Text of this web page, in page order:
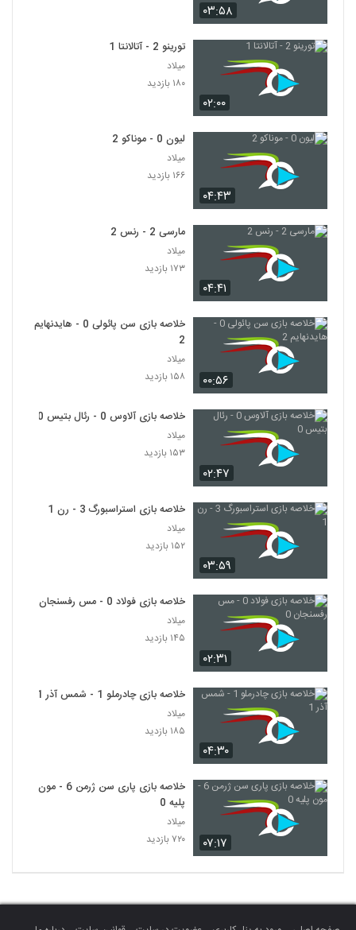
۰۳:۵۸
۰۲:۰۰
تورینو 2 - آتالانتا 1
میلاد
۱۸۰ بازدید
۰۴:۴۳
لیون 0 - موناکو 2
میلاد
۱۶۶ بازدید
۰۴:۴۱
مارسی 2 - رنس 2
میلاد
۱۷۳ بازدید
۰۰:۵۶
خلاصه بازی سن پائولی 0 - هایدنهایم
2
میلاد
۱۵۸ بازدید
۰۲:۴۷
خلاصه بازی آلاوس 0 - رئال بتیس 0
میلاد
۱۵۳ بازدید
۰۳:۵۹
خلاصه بازی استراسبورگ 3 - رن 1
میلاد
۱۵۲ بازدید
۰۲:۳۱
خلاصه بازی فولاد 0 - مس رفسنجان 0
میلاد
۱۴۵ بازدید
۰۴:۳۰
خلاصه بازی چادرملو 1 - شمس آذر 1
میلاد
۱۸۵ بازدید
۰۷:۱۷
خلاصه بازی پاری سن ژرمن 6 - مون
پلیه 0
میلاد
۷۲۰ بازدید